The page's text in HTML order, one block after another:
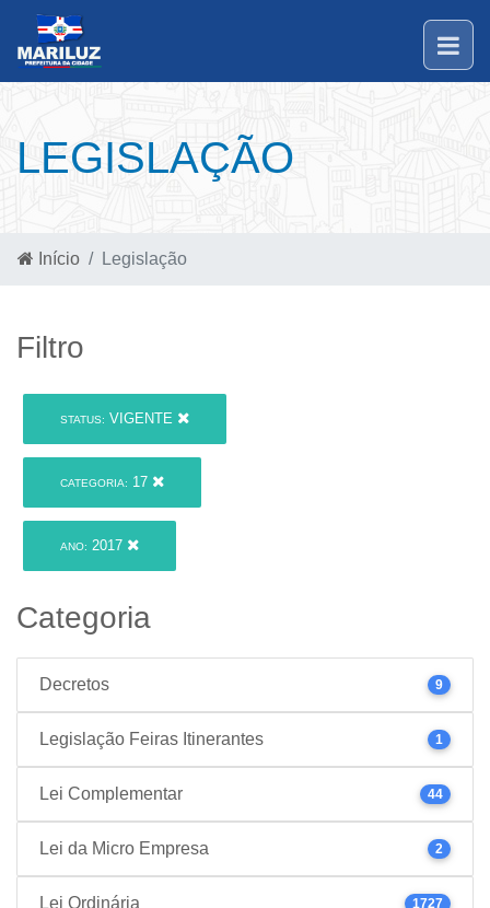
LEGISLAÇÃO
Início Legislação
Filtro
STATUS: VIGENTE
CATEGORIA: 17
ANO: 2017
Categoria
Decretos 9
Legislação Feiras Itinerantes 1
Lei Complementar 44
Lei da Micro Empresa 2
Lei Ordinária 1727